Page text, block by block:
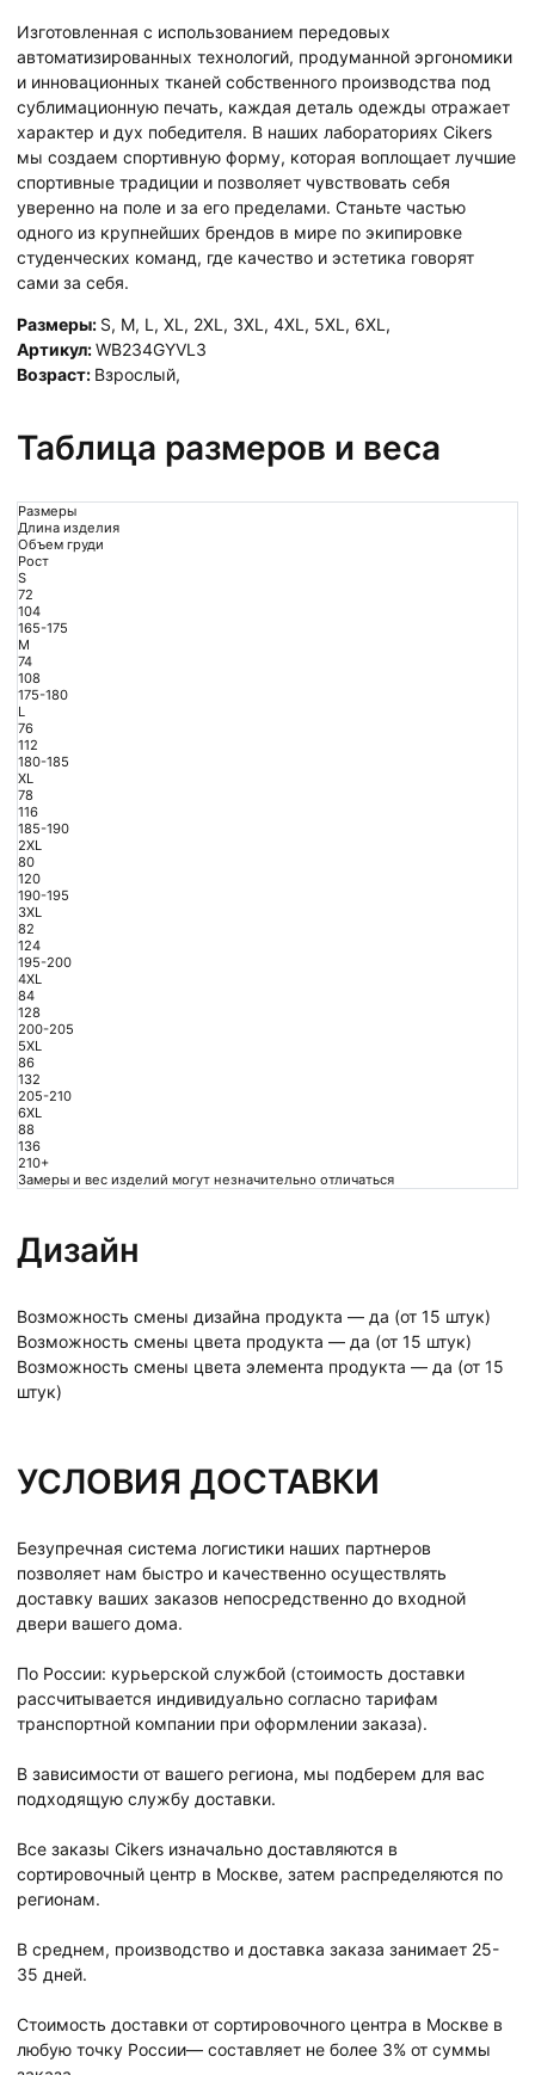
Изготовленная с использованием передовых
автоматизированных технологий, продуманной эргономики
и инновационных тканей собственного производства под
сублимационную печать, каждая деталь одежды отражает
характер и дух победителя. В наших лабораториях Cikers
мы создаем спортивную форму, которая воплощает лучшие
спортивные традиции и позволяет чувствовать себя
уверенно на поле и за его пределами. Станьте частью
одного из крупнейших брендов в мире по экипировке
студенческих команд, где качество и эстетика говорят
сами за себя.
Размеры: S, M, L , XL , 2XL , 3XL , 4XL , 5XL , 6XL ,
Артикул:WB234GYVL3
Возраст: Взрослый,
Таблица размеров и веса
Размеры
Длина изделия
Объем груди
Рост
S
72
104
165-175
M
74
108
175-180
L
76
112
180-185
XL
78
116
185-190
2XL
80
120
190-195
3XL
82
124
195-200
4XL
84
128
200-205
5XL
86
132
205-210
6XL
88
136
210+
Замеры и вес изделий могут незначительно отличаться
Дизайн
Возможность смены дизайна продукта — да (от 15 штук)
Возможность смены цвета продукта — да (от 15 штук)
Возможность смены цвета элемента продукта — да (от 15
штук)
УСЛОВИЯ ДОСТАВКИ
Безупречная система логистики наших партнеров
позволяет нам быстро и качественно осуществлять
доставку ваших заказов непосредственно до входной
двери вашего дома.
По России: курьерской службой (стоимость доставки
рассчитывается индивидуально согласно тарифам
транспортной компании при оформлении заказа).
В зависимости от вашего региона, мы подберем для вас
подходящую службу доставки.
Все заказы Cikers изначально доставляются в
сортировочный центр в Москве, затем распределяются по
регионам.
В среднем, производство и доставка заказа занимает 25-
35 дней.
Стоимость доставки от сортировочного центра в Москве в
любую точку России— составляет не более 3% от суммы